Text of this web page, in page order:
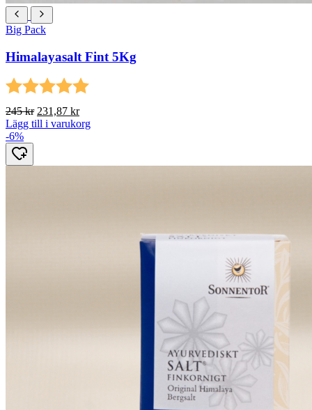
Big Pack
Himalayasalt Fint 5Kg
Betyg:
245kr Det
ursprungliga
231,87 krDet
nuvarande
Lägg till i varukorg
-6%